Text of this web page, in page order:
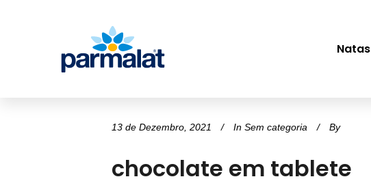
Natas
13 de Dezembro, 2021 In Sem categoria By
chocolate em tablete